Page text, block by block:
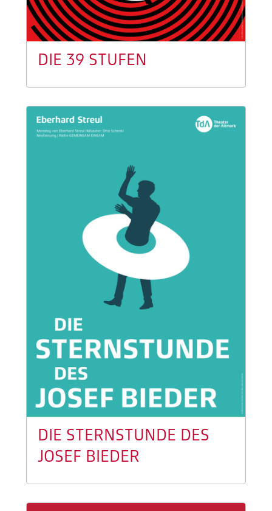
DIE 39 STUFEN
DIE STERNSTUNDE DES
JOSEF BIEDER